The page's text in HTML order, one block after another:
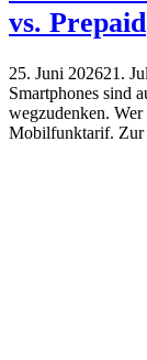
vs. Prepaid
25. Juni 202621.
Smartphones sind
wegzudenken. Wer
Mobilfunktarif. Zur